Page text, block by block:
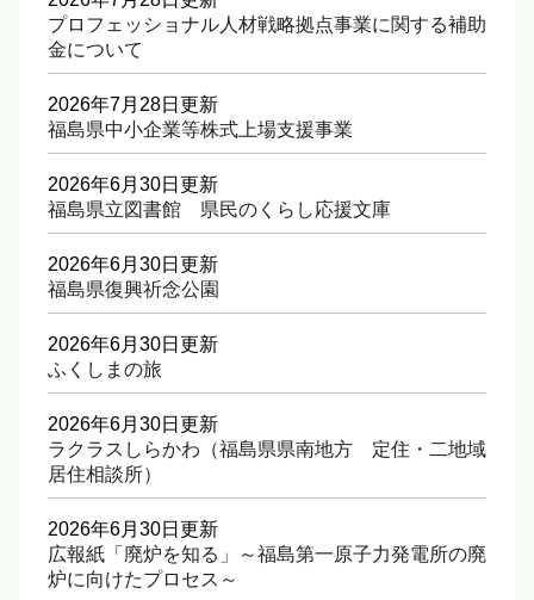
プロフェッショナル人材戦略拠点事業に関する補助
金について
2026年7月28日更新
福島県中小企業等株式上場支援事業
2026年6月30日更新
福島県立図書館 県民のくらし応援文庫
2026年6月30日更新
福島県復興祈念公園
2026年6月30日更新
ふくしまの旅
2026年6月30日更新
ラクラスしらかわ（福島県県南地方 定住・二地域
居住相談所）
2026年6月30日更新
広報紙「廃炉を知る」～福島第一原子力発電所の廃
炉に向けたプロセス～